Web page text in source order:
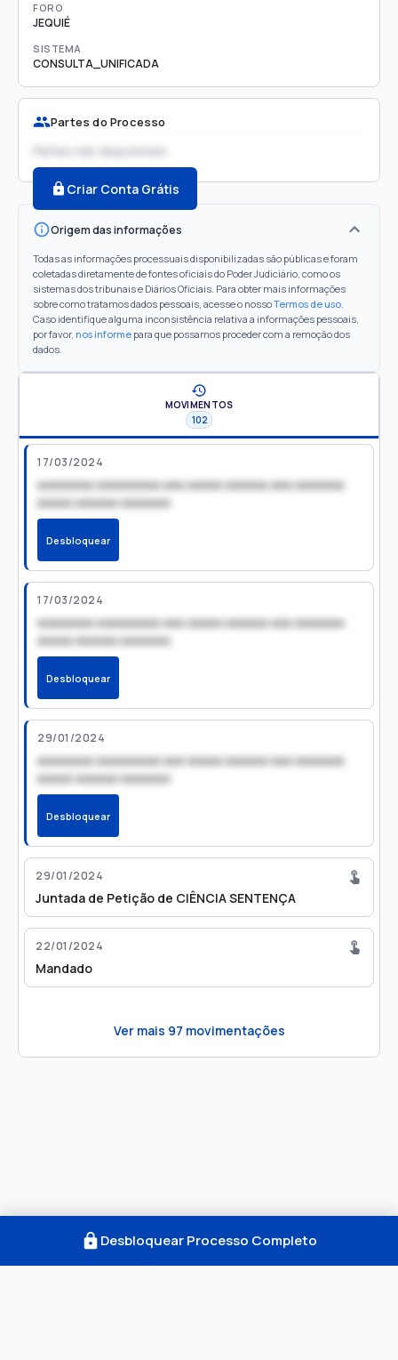
FORO
JEQUIÉ
SISTEMA
CONSULTA_UNIFICADA
Partes do Processo
Partes não disponíveis
Criar Conta Grátis
Origem das informações
Todas as informações processuais disponibilizadas são públicas e foram
coletadas diretamente de fontes oficiais do Poder Judiciário, como os
sistemas dos tribunais e Diários Oficiais. Para obter mais informações
sobre como tratamos dados pessoais, acesse o nossoTermos de uso.
Caso identifique alguma inconsistência relativa a informações pessoais,
por favor, nos informe para que possamos proceder com a remoção dos
dados.
MOVIMENTOS
102
17/03/2024
xxxxxxxx xxxxxxxxx xxx xxxxx xxxxxx xxx xxxxxxx
xxxxx xxxxxx xxxxxxx
Desbloquear
17/03/2024
xxxxxxxx xxxxxxxxx xxx xxxxx xxxxxx xxx xxxxxxx
xxxxx xxxxxx xxxxxxx
Desbloquear
29/01/2024
xxxxxxxx xxxxxxxxx xxx xxxxx xxxxxx xxx xxxxxxx
xxxxx xxxxxx xxxxxxx
Desbloquear
29/01/2024
Juntada de Petição de CIÊNCIA SENTENÇA
22/01/2024
Mandado
Ver mais 97 movimentações
Desbloquear Processo Completo